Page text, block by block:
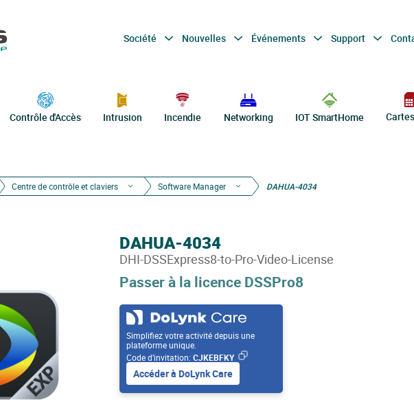
Société Nouvelles Événements Support
Contrôle d'Accès Intrusion Incendie Networking IOT SmartHome
Centre de contrôle et claviers Software Manager DAHUA-4034
Passer à la licence DSSPro8
DAHUA-4034
DHI-DSSExpress8-to-Pro-Video-License
Simplifiez votre activité depuis une
plateforme unique.
Code d’invitation: CJKEBFKY
Accéder à DoLynk Care